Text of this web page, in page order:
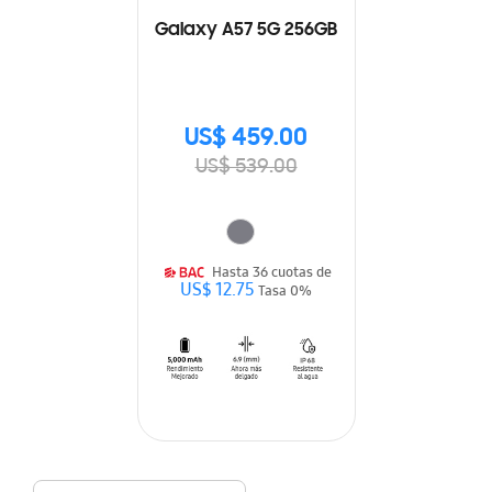
Galaxy A57 5G 256GB
US$ 459.00
US$ 539.00
Hasta 36 cuotas de
US$ 12.75Tasa 0%